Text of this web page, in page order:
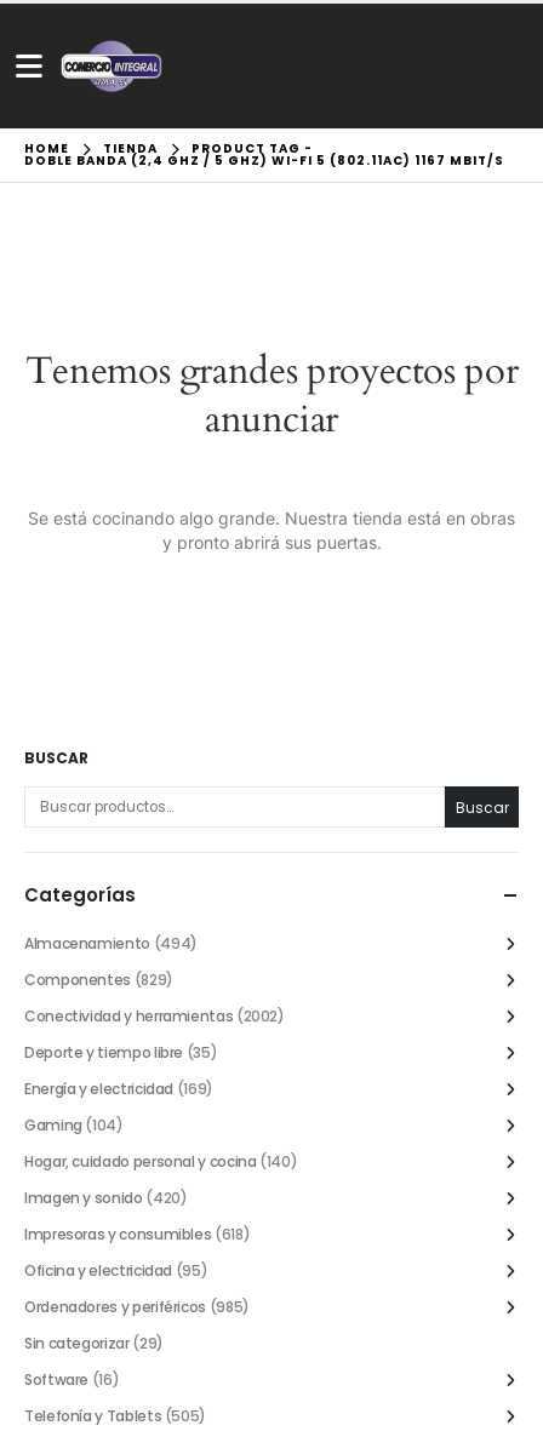
HOME TIENDA PRODUCT TAG -
DOBLE BANDA (2,4 GHZ / 5 GHZ) WI-FI 5 (802.11AC) 1167 MBIT/S
Tenemos grandes proyectos por
anunciar
Se está cocinando algo grande. Nuestra tienda está en obras
y pronto abrirá sus puertas.
BUSCAR
Buscar
Categorías
Almacenamiento (494)
Componentes (829)
Conectividad y herramientas (2002)
Deporte y tiempo libre (35)
Energía y electricidad (169)
Gaming (104)
Hogar, cuidado personal y cocina (140)
Imagen y sonido (420)
Impresoras y consumibles (618)
Oficina y electricidad (95)
Ordenadores y periféricos (985)
Sin categorizar(29)
Software (16)
Telefonía y Tablets (505)